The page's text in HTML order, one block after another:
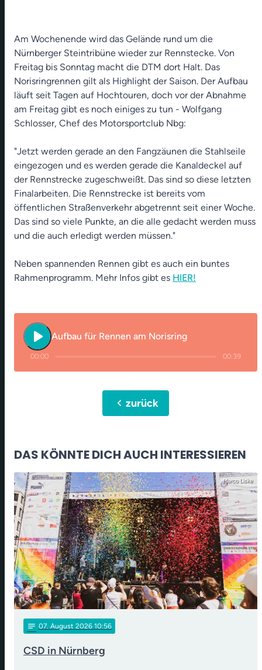
Am Wochenende wird das Gelände rund um die
Nürnberger Steintribüne wieder zur Rennstecke. Von
Freitag bis Sonntag macht die DTM dort Halt. Das
Norisringrennen gilt als Highlight der Saison. Der Aufbau
läuft seit Tagen auf Hochtouren, doch vor der Abnahme
am Freitag gibt es noch einiges zu tun - Wolfgang
Schlosser, Chef des Motorsportclub Nbg:
"Jetzt werden gerade an den Fangzäunen die Stahlseile
eingezogen und es werden gerade die Kanaldeckel auf
der Rennstrecke zugeschweißt. Das sind so diese letzten
Finalarbeiten. Die Rennstrecke ist bereits vom
öffentlichen Straßenverkehr abgetrennt seit einer Woche.
Das sind so viele Punkte, an die alle gedacht werden muss
und die auch erledigt werden müssen."
Neben spannenden Rennen gibt es auch ein buntes
Rahmenprogramm. Mehr Infos gibt es HIER!
play_arrow Aufbau für Rennen am Norisring
00:00 00:39
chevron_leftzurück
DAS KÖNNTE DICH AUCH INTERESSIEREN
Marco Liske
notes 07. August 2026 10:56
CSD in Nürnberg